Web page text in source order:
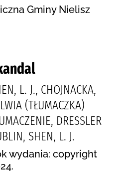
Gminy Nielisz
L. J., CHOJNACKA,
(TŁUMACZKA)
DRESSLER
SHEN, L. J.
wydania: copyright